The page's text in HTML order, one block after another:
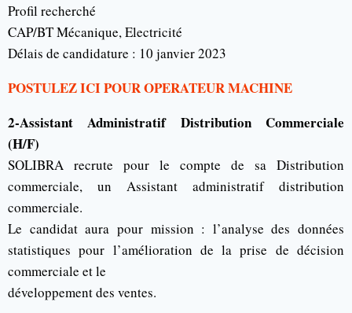
Profil recherché
CAP/BT Mécanique, Electricité
Délais de candidature : 10 janvier 2023
POSTULEZ ICI POUR OPERATEUR MACHINE
2-Assistant Administratif Distribution Commerciale
(H/F)
SOLIBRA recrute pour le compte de sa Distribution
commerciale, un Assistant administratif distribution
commerciale.
Le candidat aura pour mission : l’analyse des données
statistiques pour l’amélioration de la prise de décision
commerciale et le
développement des ventes.